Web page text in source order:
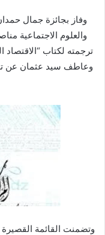
وفاز بجائزة جمال
والعلوم الاجتماعية
ترجمته لكتاب
وعاطف سيد عثمان عن
وتضمنت القائمة